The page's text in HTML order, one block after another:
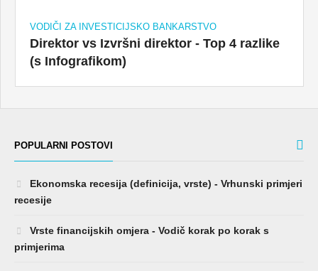
VODIČI ZA INVESTICIJSKO BANKARSTVO
Direktor vs Izvršni direktor - Top 4 razlike
(s Infografikom)
POPULARNI POSTOVI
Ekonomska recesija (definicija, vrste) - Vrhunski primjeri
recesije
Vrste financijskih omjera - Vodič korak po korak s
primjerima